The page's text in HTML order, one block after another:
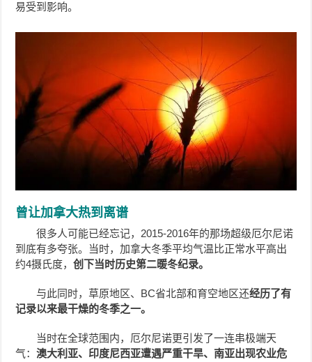
易受到影响。
曾让加拿大热到离谱
很多人可能已经忘记，2015-2016年的那场超级厄尔尼诺
到底有多夸张。当时，加拿大冬季平均气温比正常水平高出
约4摄氏度，创下当时历史第二暖冬纪录。
与此同时，草原地区、BC省北部和育空地区还经历了有
记录以来最干燥的冬季之一。
当时在全球范围内，厄尔尼诺更引发了一连串极端天
气：澳大利亚、印度尼西亚遭遇严重干旱、南亚出现农业危